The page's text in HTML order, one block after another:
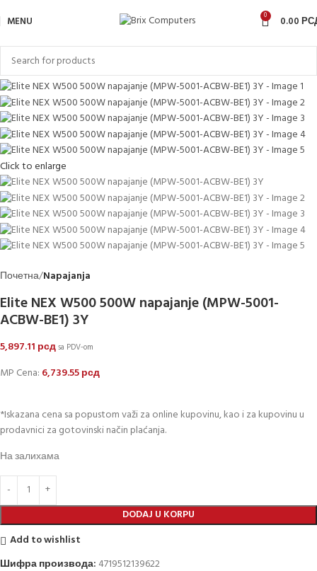
MENU 0 0.00
Click to enlarge
Почетна Napajanja
Elite NEX W500 500W napajanje (MPW-5001-
ACBW-BE1) 3Y
5,897.11 рсдsa PDV-om
MP Cena: 6,739.55рсд
*Iskazana cena sa popustom važi za online kupovinu, kao i za kupovinu u
prodavnici za gotovinski način plaćanja.
На залихама
DODAJ U KORPU
Add to wishlist
Шифра производа: 4719512139622